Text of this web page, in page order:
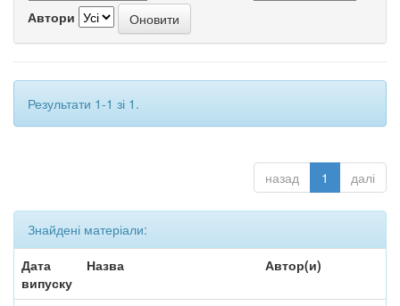
Автори
Результати 1-1 зі 1.
назад 1 далі
Знайдені матеріали:
Дата
випуску
Назва Автор(и)